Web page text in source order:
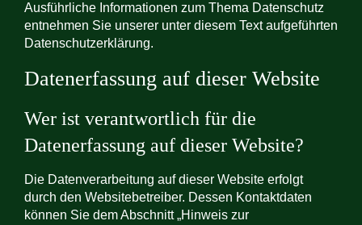
Ausführliche Informationen zum Thema Datenschutz
entnehmen Sie unserer unter diesem Text aufgeführten
Datenschutzerklärung.
Datenerfassung auf dieser Website
Wer ist verantwortlich für die
Datenerfassung auf dieser Website?
Die Datenverarbeitung auf dieser Website erfolgt
durch den Websitebetreiber. Dessen Kontaktdaten
können Sie dem Abschnitt „Hinweis zur